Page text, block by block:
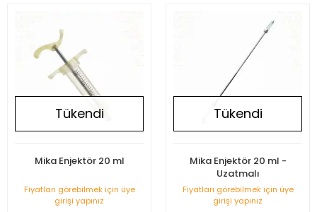
Tükendi
Mika Enjektör 20 ml
Fiyatları görebilmek için üye
girişi yapınız
Tükendi
Mika Enjektör 20 ml -
Uzatmalı
Fiyatları görebilmek için üye
girişi yapınız